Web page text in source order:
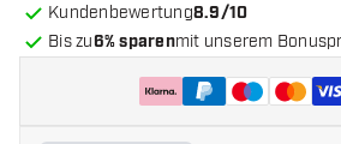
Kundenbewertung8.9/10
Bis zu6% sparenmit unserem